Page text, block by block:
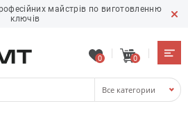
майстрів по виготовленню
ключів
0 0
Все категории